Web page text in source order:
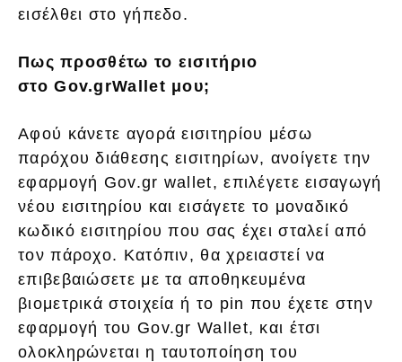
εισέλθει στο γήπεδο.
Πως προσθέτω το εισιτήριο
στοGov.grWallet μου;
Αφού κάνετε αγορά εισιτηρίου μέσω
παρόχου διάθεσης εισιτηρίων, ανοίγετε την
εφαρμογή Gov.gr wallet, επιλέγετε εισαγωγή
νέου εισιτηρίου και εισάγετε το μοναδικό
κωδικό εισιτηρίου που σας έχει σταλεί από
τον πάροχο. Κατόπιν, θα χρειαστεί να
επιβεβαιώσετε με τα αποθηκευμένα
βιομετρικά στοιχεία ή το pin που έχετε στην
εφαρμογή του Gov.gr Wallet, και έτσι
ολοκληρώνεται η ταυτοποίηση του